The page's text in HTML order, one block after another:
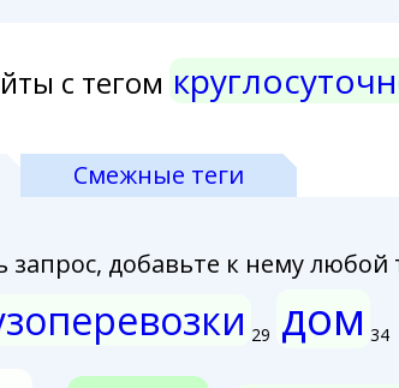
с тегом
Смежные теги
добавьте к нему любой
29 дом 34